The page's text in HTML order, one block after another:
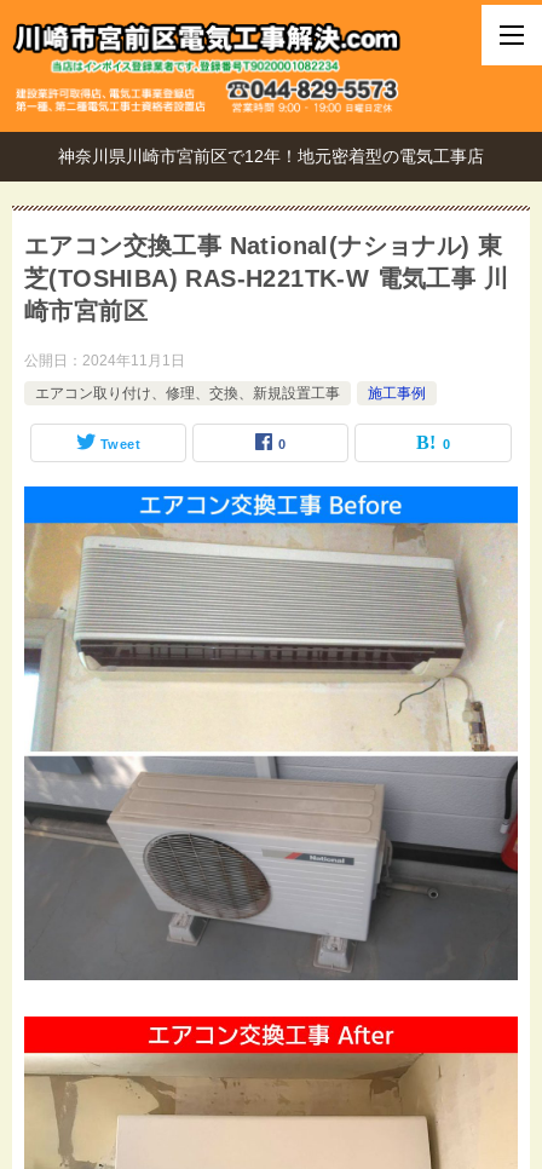
神奈川県川崎市宮前区で12年！地元密着型の電気工事店
エアコン交換工事 National(ナショナル) 東
芝(TOSHIBA) RAS-H221TK-W 電気工事 川
崎市宮前区
公開日： 2024年11月1日
エアコン取り付け、修理、交換、新規設置工事
施工事例
Tweet 0 0